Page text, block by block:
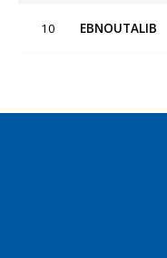
10 EBNOUTALIB